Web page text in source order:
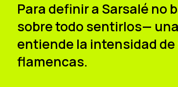
Para definir a Sarsalé no
sobre todo sentirlos—
entiende la intensidad
flamencas.